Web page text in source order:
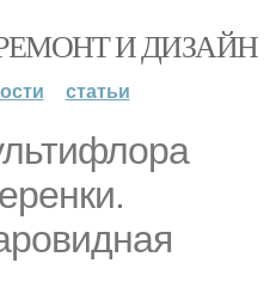
И ДИЗАЙН
статьи